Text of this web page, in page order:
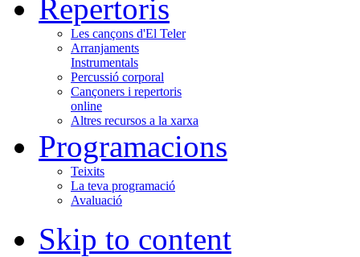
Repertoris
Les cançons d'El Teler
Arranjaments
Instrumentals
Percussió corporal
Cançoners i repertoris
online
Altres recursos a la xarxa
Programacions
Teixits
La teva programació
Avaluació
Skip to content